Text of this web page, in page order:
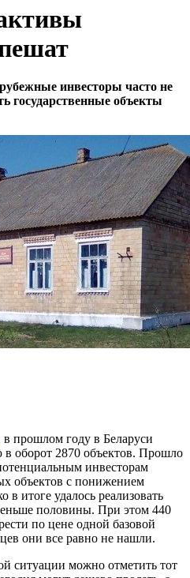
инвесторы часто не
государственные объекты
в прошлом году в Беларуси
в оборот 2870 объектов. Прошло
инвесторам
объектов с понижением
итоге удалось реализовать
половины. При этом 440
по цене одной базовой
они все равно не нашли.
ситуации можно отметить тот